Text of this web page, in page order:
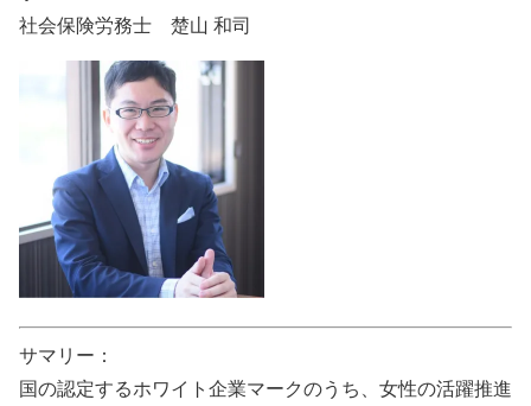
社会保険労務士 楚山 和司
サマリー：
国の認定するホワイト企業マークのうち、女性の活躍推進